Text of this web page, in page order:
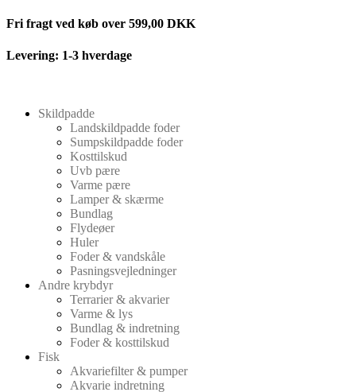
Videre
indhold
Fri fragt ved køb over 599,00 DKK
Levering: 1-3 hverdage
Skildpadde
Landskildpadde foder
Sumpskildpadde foder
Kosttilskud
Uvb pære
Varme pære
Lamper & skærme
Bundlag
Flydeøer
Huler
Foder & vandskåle
Pasningsvejledninger
Andre krybdyr
Terrarier & akvarier
Varme & lys
Bundlag & indretning
Foder & kosttilskud
Fisk
Akvariefilter & pumper
Akvarie indretning